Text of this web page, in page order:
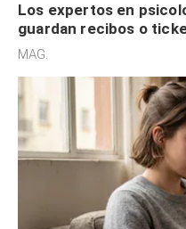
Los expertos en
guardan recibos o
son acumuladores,
MAG.